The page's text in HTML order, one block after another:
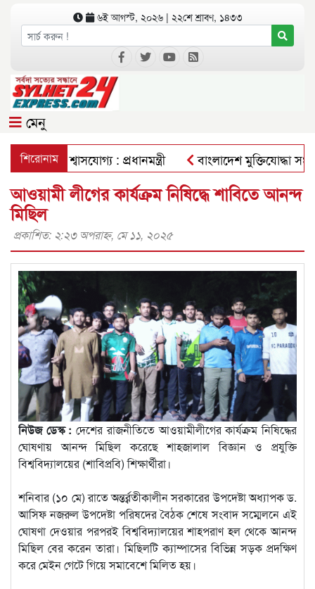
৬ই আগস্ট, ২০২৬ | ২২শে শ্রাবণ, ১৪৩৩
মেনু
শিরোনাম
স্বচ্ছ-বিশ্বাসযোগ্য : প্রধানমন্ত্রী বাংলাদেশ মুক্তিযোদ্ধা
আওয়ামী লীগের কার্যক্রম নিষিদ্ধে শাবিতে আনন্দ
মিছিল
প্রকাশিত: ২:২৩ অপরাহ্ণ, মে ১১, ২০২৫
নিউজ ডেস্ক : দেশের রাজনীতিতে আওয়ামীলীগের কার্যক্রম নিষিদ্ধের
ঘোষণায় আনন্দ মিছিল করেছে শাহজালাল বিজ্ঞান ও প্রযুক্তি
বিশ্ববিদ্যালয়ের (শাবিপ্রবি) শিক্ষার্থীরা।
শনিবার (১০ মে) রাতে অন্তর্র্বতীকালীন সরকারের উপদেষ্টা অধ্যাপক ড.
আসিফ নজরুল উপদেষ্টা পরিষদের বৈঠক শেষে সংবাদ সম্মেলনে এই
ঘোষণা দেওয়ার পরপরই বিশ্ববিদ্যালয়ের শাহপরাণ হল থেকে আনন্দ
মিছিল বের করেন তারা। মিছিলটি ক্যাম্পাসের বিভিন্ন সড়ক প্রদক্ষিণ
করে মেইন গেটে গিয়ে সমাবেশে মিলিত হয়।